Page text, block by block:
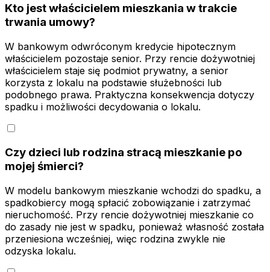
Kto jest właścicielem mieszkania w trakcie
trwania umowy?
W bankowym odwróconym kredycie hipotecznym
właścicielem pozostaje senior. Przy rencie dożywotniej
właścicielem staje się podmiot prywatny, a senior
korzysta z lokalu na podstawie służebności lub
podobnego prawa. Praktyczna konsekwencja dotyczy
spadku i możliwości decydowania o lokalu.
Czy dzieci lub rodzina stracą mieszkanie po
mojej śmierci?
W modelu bankowym mieszkanie wchodzi do spadku, a
spadkobiercy mogą spłacić zobowiązanie i zatrzymać
nieruchomość. Przy rencie dożywotniej mieszkanie co
do zasady nie jest w spadku, ponieważ własność została
przeniesiona wcześniej, więc rodzina zwykle nie
odzyska lokalu.